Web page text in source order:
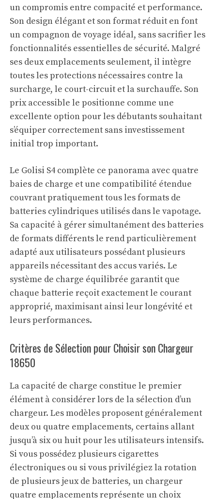
un compromis entre compacité et performance.
Son design élégant et son format réduit en font
un compagnon de voyage idéal, sans sacrifier les
fonctionnalités essentielles de sécurité. Malgré
ses deux emplacements seulement, il intègre
toutes les protections nécessaires contre la
surcharge, le court-circuit et la surchauffe. Son
prix accessible le positionne comme une
excellente option pour les débutants souhaitant
s’équiper correctement sans investissement
initial trop important.
Le Golisi S4 complète ce panorama avec quatre
baies de charge et une compatibilité étendue
couvrant pratiquement tous les formats de
batteries cylindriques utilisés dans le vapotage.
Sa capacité à gérer simultanément des batteries
de formats différents le rend particulièrement
adapté aux utilisateurs possédant plusieurs
appareils nécessitant des accus variés. Le
système de charge équilibrée garantit que
chaque batterie reçoit exactement le courant
approprié, maximisant ainsi leur longévité et
leurs performances.
Critères de Sélection pour Choisir son Chargeur
18650
La capacité de charge constitue le premier
élément à considérer lors de la sélection d’un
chargeur. Les modèles proposent généralement
deux ou quatre emplacements, certains allant
jusqu’à six ou huit pour les utilisateurs intensifs.
Si vous possédez plusieurs cigarettes
électroniques ou si vous privilégiez la rotation
de plusieurs jeux de batteries, un chargeur
quatre emplacements représente un choix